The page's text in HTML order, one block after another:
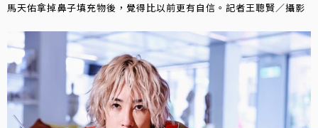
馬天佑拿掉鼻子填充物後，覺得比以前更有自信。記者王聰賢／攝影